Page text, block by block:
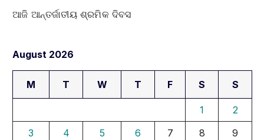
ଆଜି ଆନ୍ତର୍ଜାତୀୟ ଶ୍ରମିକ ଦିବସ
August 2026
M T W T F S S
1
2
3
4 5 6 7 8
9